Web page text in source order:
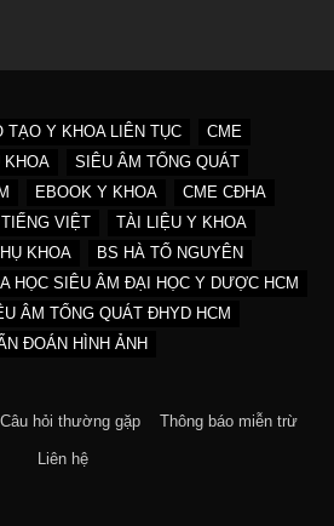
TẠO Y KHOA LIÊN TỤC
CME
KHOA
SIÊU ÂM TỔNG QUÁT
EBOOK Y KHOA
CME CĐHA
VIỆT
TÀI LIỆU Y KHOA
KHOA
BS HÀ TỐ NGUYÊN
HỌC SIÊU ÂM ĐẠI HỌC Y DƯỢC HCM
ÂM TỔNG QUÁT ĐHYD HCM
ĐOÁN HÌNH ẢNH
Câu hỏi thường gặp Thông báo miễn trừ
Liên hệ